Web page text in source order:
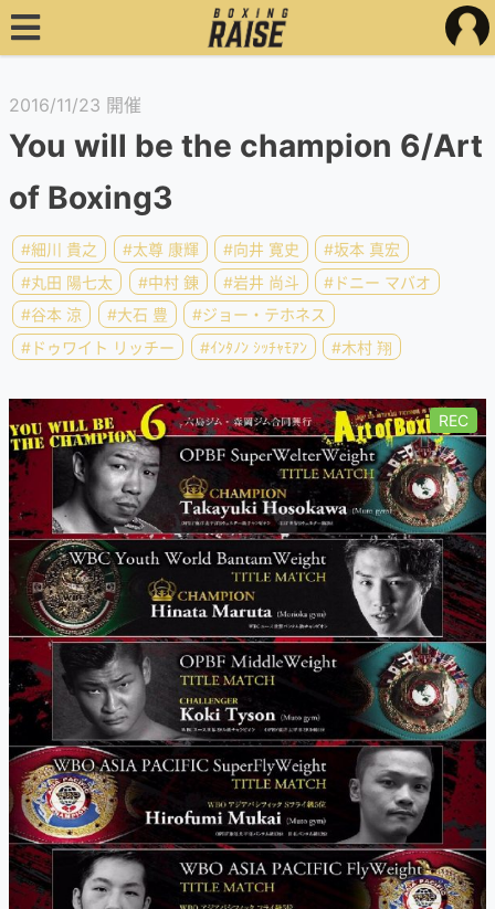
2016/11/23 開催
You will be the champion 6/Art
of Boxing3
#細川 貴之 #太尊 康輝 #向井 寛史
#坂本 真宏
#丸田 陽七太
#中村 錬 #岩井 尚斗
#ドニー マバオ
#谷本 涼
#大石 豊
#ジョー・テホネス
#ドゥワイト リッチー
#ｲﾝﾀﾉﾝ ｼｯﾁｬﾓｱﾝ #木村 翔
REC